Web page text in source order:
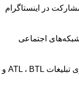
معنا و تفاوت استراتژی تبلیغات ATL ، BTL و